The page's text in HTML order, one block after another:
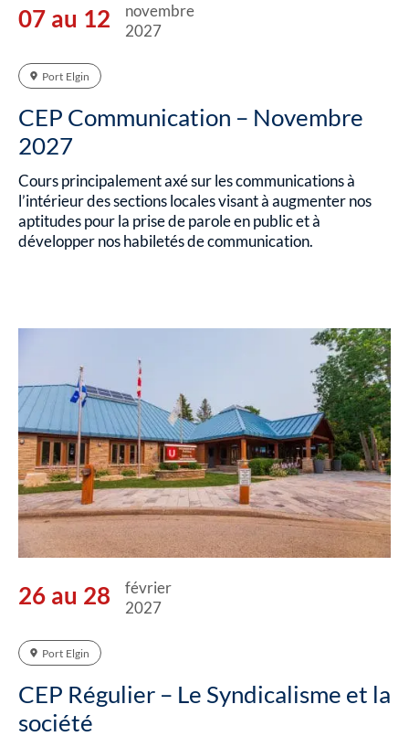
07 au 12
novembre
2027
Port Elgin
CEP Communication – Novembre
2027
Cours principalement axé sur les communications à
l’intérieur des sections locales visant à augmenter nos
aptitudes pour la prise de parole en public et à
développer nos habiletés de communication.
26 au 28
février
2027
Port Elgin
CEP Régulier – Le Syndicalisme et la
société